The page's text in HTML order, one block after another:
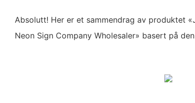
Absolutt! Her er et sammendrag av produktet
Neon Sign Company Wholesaler» basert på